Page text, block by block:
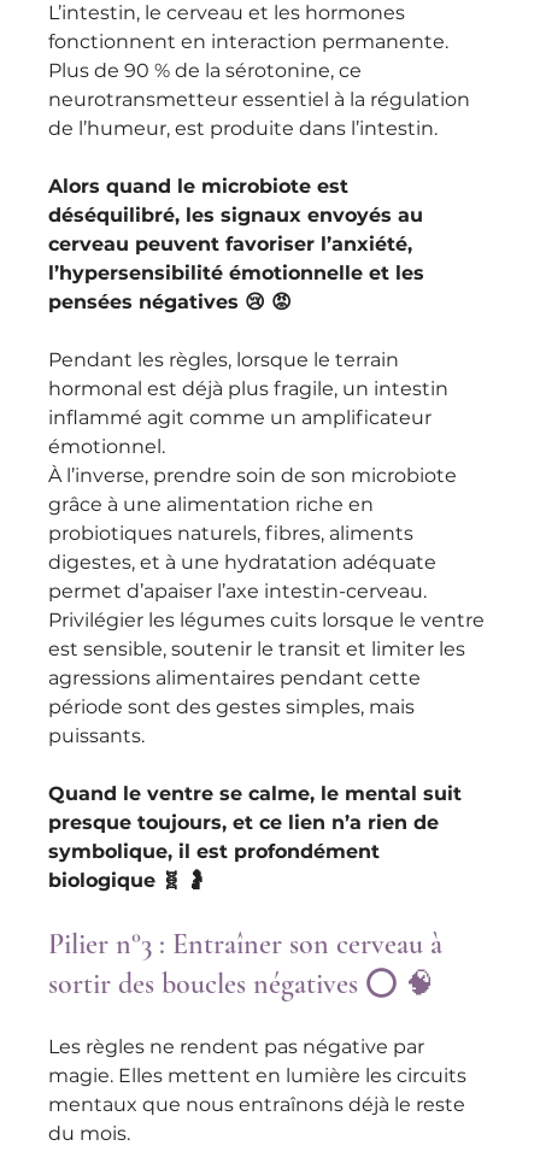
L’intestin, le cerveau et les hormones
fonctionnent en interaction permanente.
Plus de 90 % de la sérotonine, ce
neurotransmetteur essentiel à la régulation
de l’humeur, est produite dans l’intestin.
Alors quand le microbiote est
déséquilibré, les signaux envoyés au
cerveau peuvent favoriser l’anxiété,
l’hypersensibilité émotionnelle et les
pensées négatives 😢 😡
Pendant les règles, lorsque le terrain
hormonal est déjà plus fragile, un intestin
inflammé agit comme un amplificateur
émotionnel.
À l’inverse, prendre soin de son microbiote
grâce à une alimentation riche en
probiotiques naturels, fibres, aliments
digestes, et à une hydratation adéquate
permet d’apaiser l’axe intestin-cerveau.
Privilégier les légumes cuits lorsque le ventre
est sensible, soutenir le transit et limiter les
agressions alimentaires pendant cette
période sont des gestes simples, mais
puissants.
Quand le ventre se calme, le mental suit
presque toujours, et ce lien n’a rien de
symbolique, il est profondément
biologique 🧬 🤰
Pilier n°3 : Entraîner son cerveau à
sortir des boucles négatives ⭕️ 🧠
Les règles ne rendent pas négative par
magie. Elles mettent en lumière les circuits
mentaux que nous entraînons déjà le reste
du mois.